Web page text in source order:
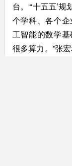
台。“‘十五五’
个学科、各个
工智能的数学
很多算力。”张